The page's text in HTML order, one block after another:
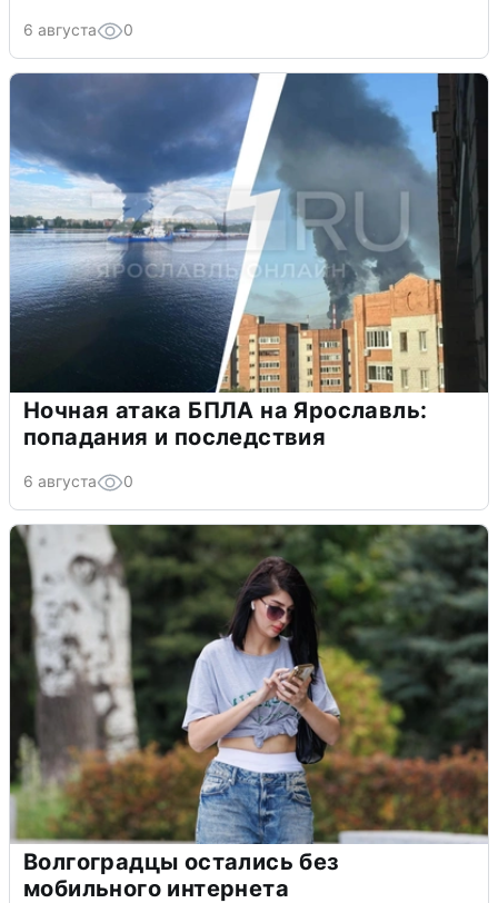
6 августа 0
Ночная атака БПЛА на Ярославль:
попадания и последствия
6 августа 0
Волгоградцы остались без
мобильного интернета